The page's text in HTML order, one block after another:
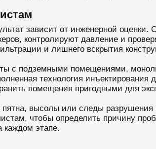
зависит от инженерной
контролируют давление и
и лишнего вскрытия
с подземными помещениями,
технология инъектирования
помещения пригодными для
высолы или следы
чтобы определить причину
каждом этапе.